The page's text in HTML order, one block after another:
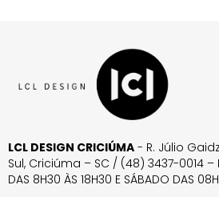
LCL DESIGN CRICIÚMA - R. Júlio
Sul, Criciúma – SC / (48) 3437-0014 –
DAS 8H30 ÀS 18H30 E SÁBADO DAS